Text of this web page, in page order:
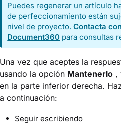
Puedes regenerar un artículo
de perfeccionamiento están
nivel de proyecto.Contacta
Document360 para consultas
Una vez que aceptes la
usando la opción Mantenerlo ,
en la parte inferior derecha.
a continuación:
Seguir escribiendo